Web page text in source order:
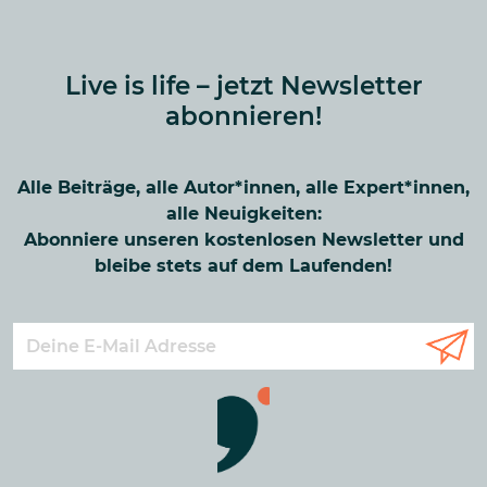
Live is life – jetzt Newsletter
abonnieren!
Alle Beiträge, alle Autor*innen, alle Expert*innen,
alle Neuigkeiten:
Abonniere unseren kostenlosen Newsletter und
bleibe stets auf dem Laufenden!